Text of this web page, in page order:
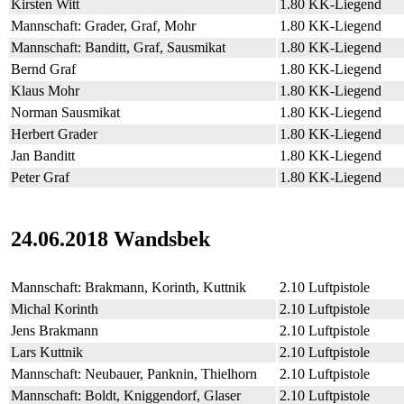
Kirsten Witt
1.80 KK-Liegend
Mannschaft: Grader, Graf, Mohr
1.80 KK-Liegend
Mannschaft: Banditt, Graf, Sausmikat
1.80 KK-Liegend
Bernd Graf
1.80 KK-Liegend
Klaus Mohr
1.80 KK-Liegend
Norman Sausmikat
1.80 KK-Liegend
Herbert Grader
1.80 KK-Liegend
Jan Banditt
1.80 KK-Liegend
Peter Graf
1.80 KK-Liegend
24.06.2018 Wandsbek
Mannschaft: Brakmann, Korinth, Kuttnik
2.10 Luftpistole
Michal Korinth
2.10 Luftpistole
Jens Brakmann
2.10 Luftpistole
Lars Kuttnik
2.10 Luftpistole
Mannschaft: Neubauer, Panknin, Thielhorn
2.10 Luftpistole
Mannschaft: Boldt, Kniggendorf, Glaser
2.10 Luftpistole